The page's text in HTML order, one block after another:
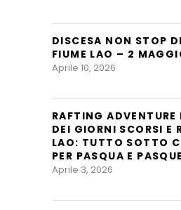
DISCESA NON STOP
FIUME LAO – 2
Aprile 10, 2026
RAFTING ADVENTURE
DEI GIORNI SCORSI E
LAO: TUTTO SOTTO
PER PASQUA E
Aprile 3, 2026